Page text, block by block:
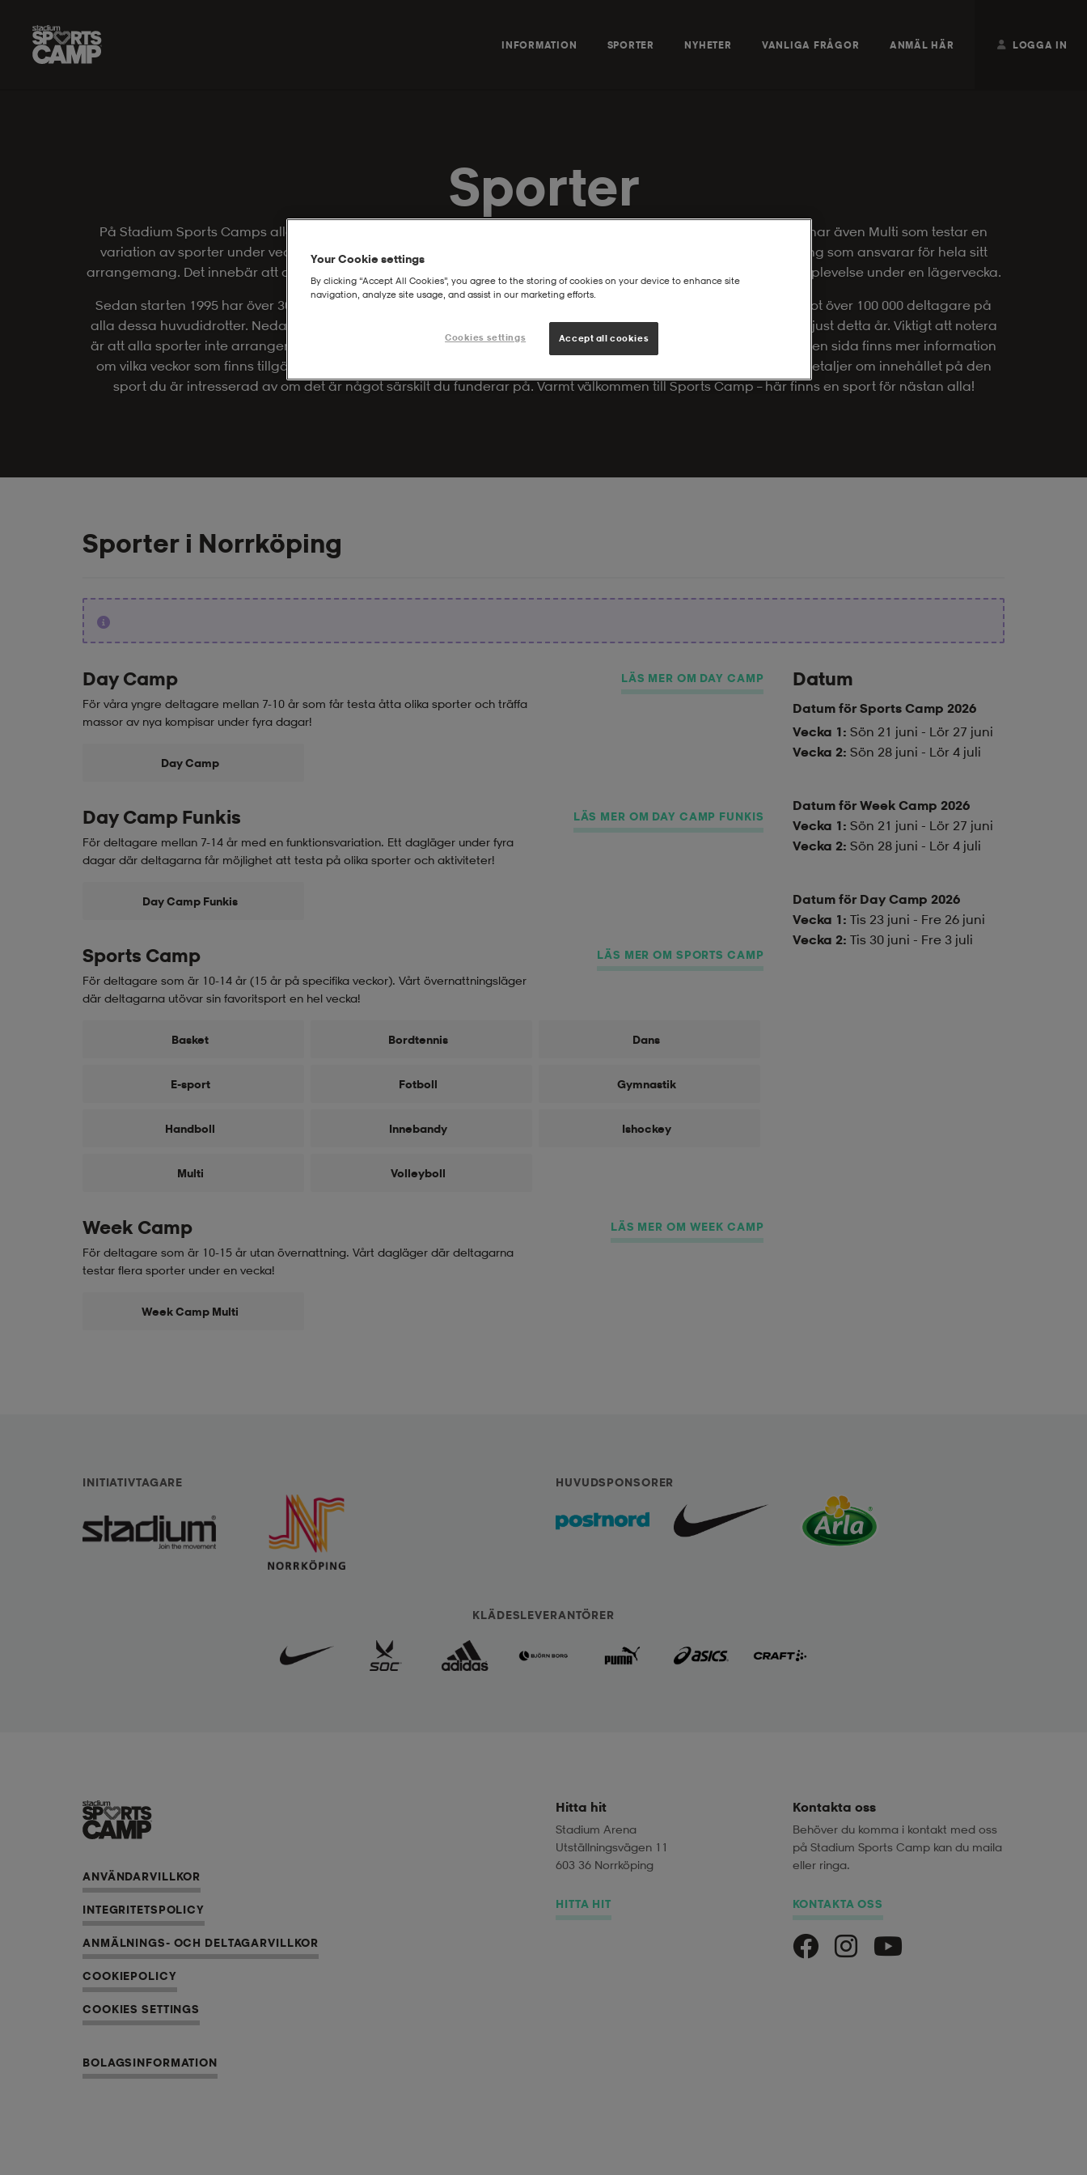
INFORMATION SPORTER NYHETER VANLIGA FRÅGOR ANMÄL HÄR LOGGA IN
Sporter
På Stadium Sports Camps alla läger kan deltagaren välja en sport att ha som inriktning under sin lägervecka, vi har även Multi som testar en
variation av sporter under veckan. Alla sporter på Sports Camp arrangeras av en lokal idrottsförening i Norrköping som ansvarar för hela sitt
arrangemang. Det innebär att de rekryterar ledare, planerar träningar och ansvarar för deltagarnas sportsliga upplevelse under en lägervecka.
Sedan starten 1995 har över 30 olika sporter och föreningar varit aktiva på lägret och vi har sammanlagt tagit emot över 100 000 deltagare på
alla dessa huvudidrotter. Nedan listas de sporter med tillhörande förening som finns tillgängliga på Sports Camp just detta år. Viktigt att notera
är att alla sporter inte arrangeras alla veckor utan det kan skilja sig åt beroende på vecka. På respektive sports egen sida finns mer information
om vilka veckor som finns tillgängliga samt kontaktuppgifter till den tillhörande föreningen. De kan svara på mer detaljer om innehållet på den
sport du är intresserad av om det är något särskilt du funderar på. Varmt välkommen till Sports Camp – här finns en sport för nästan alla!
Sporter i Norrköping
Day Camp
För våra yngre deltagare mellan 7-10 år som får testa åtta olika sporter och träffa
massor av nya kompisar under fyra dagar!
LÄS MER OM DAY CAMP
Day Camp
Day Camp Funkis
För deltagare mellan 7-14 år med en funktionsvariation. Ett dagläger under fyra
dagar där deltagarna får möjlighet att testa på olika sporter och aktiviteter!
LÄS MER OM DAY CAMP FUNKIS
Day Camp Funkis
Sports Camp
För deltagare som är 10-14 år (15 år på specifika veckor). Vårt övernattningsläger
där deltagarna utövar sin favoritsport en hel vecka!
LÄS MER OM SPORTS CAMP
Basket Bordtennis Dans
E-sport Fotboll Gymnastik
Handboll Innebandy Ishockey
Multi Volleyboll
Week Camp
För deltagare som är 10-15 år utan övernattning. Vårt dagläger där deltagarna
testar flera sporter under en vecka!
LÄS MER OM WEEK CAMP
Week Camp Multi
Datum
Datum för Sports Camp 2026
Vecka 1: Sön 21 juni - Lör 27 juni
Vecka 2: Sön 28 juni - Lör 4 juli
Datum för Week Camp 2026
Vecka 1: Sön 21 juni - Lör 27 juni
Vecka 2: Sön 28 juni - Lör 4 juli
Datum för Day Camp 2026
Vecka 1: Tis 23 juni - Fre 26 juni
Vecka 2: Tis 30 juni - Fre 3 juli
INITIATIVTAGARE HUVUDSPONSORER
KLÄDESLEVERANTÖRER
Hitta hit
Stadium Arena
Utställningsvägen 11
603 36 Norrköping
HITTA HIT
Kontakta oss
Behöver du komma i kontakt med oss
på Stadium Sports Camp kan du maila
eller ringa.
KONTAKTA OSS
Stadium Sports Camp på Facebook
Stadium Sports Camp på
Stadium Sports Camp på
ANVÄNDARVILLKOR
INTEGRITETSPOLICY
ANMÄLNINGS- OCH DELTAGARVILLKOR
COOKIEPOLICY
COOKIES SETTINGS
BOLAGSINFORMATION
Your Cookie settings
By clicking “Accept All Cookies”, you agree to the storing of cookies on your device to enhance site
navigation, analyze site usage, and assist in our marketing efforts.
Cookies settings Accept all cookies